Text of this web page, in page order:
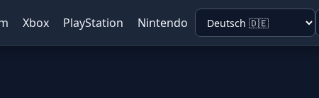
Xbox PlayStation Nintendo